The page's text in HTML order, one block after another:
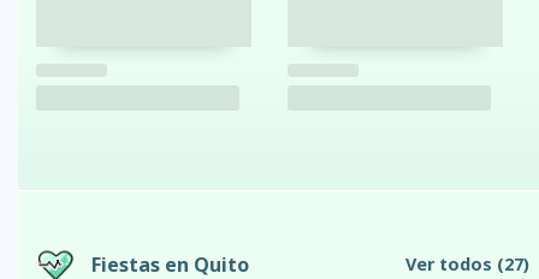
Fiestas en Quito Ver todos (27)